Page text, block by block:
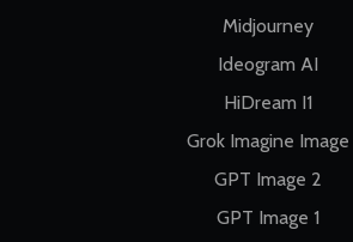
Midjourney
Ideogram AI
HiDream I1
Grok Imagine Image
GPT Image 2
GPT Image 1